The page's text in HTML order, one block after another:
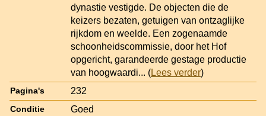
dynastie vestigde. De objecten die de
keizers bezaten, getuigen van ontzaglijke
rijkdom en weelde. Een zogenaamde
schoonheidscommissie, door het Hof
opgericht, garandeerde gestage productie
van hoogwaardi... (Lees verder)
Pagina's 232
Conditie Goed